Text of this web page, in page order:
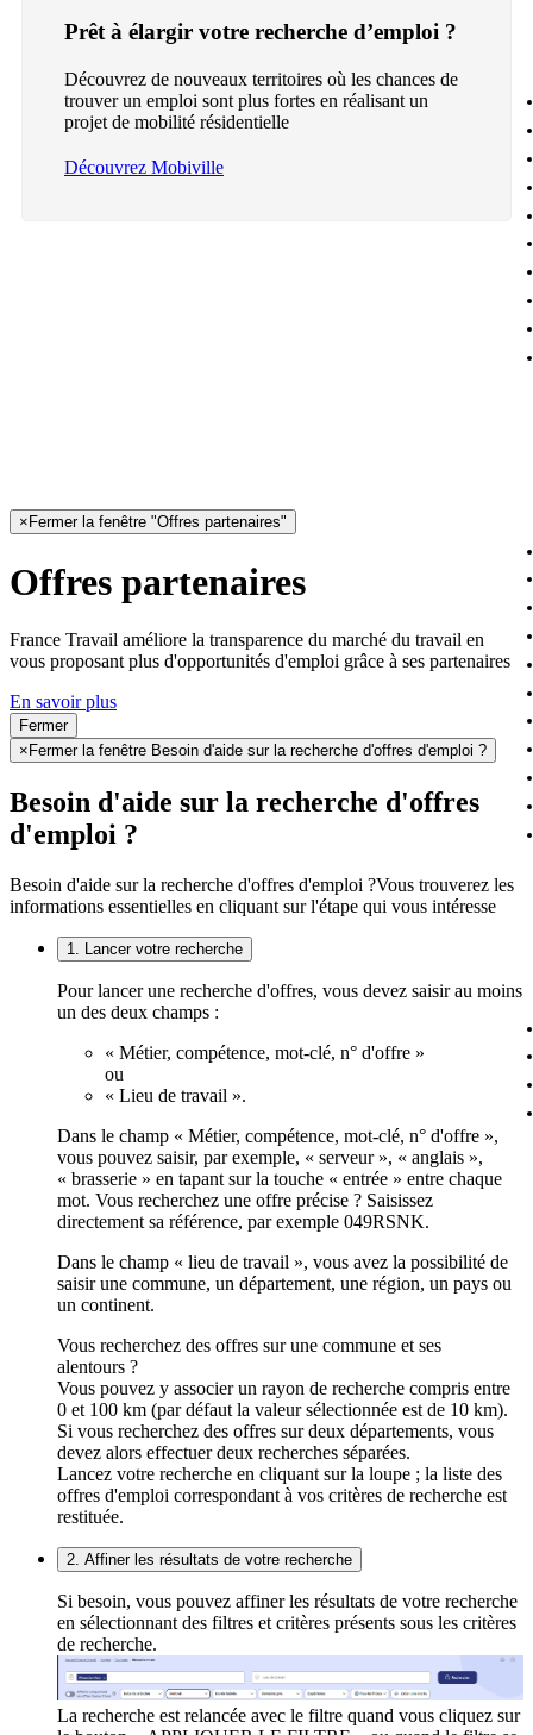
Prêt à élargir votre recherche d’emploi ?
Découvrez de nouveaux territoires où les chances de
trouver un emploi sont plus fortes en réalisant un
projet de mobilité résidentielle
Découvrez Mobiville
× Fermer la fenêtre "Offres partenaires"
Offres partenaires
France Travail améliore la transparence du marché du travail en
vous proposant plus d'opportunités d'emploi grâce à ses partenaires
En savoir plus
Fermer
× Fermer la fenêtre Besoin d'aide sur la recherche d'offres d'emploi ?
Besoin d'aide sur la recherche d'offres
d'emploi ?
Besoin d'aide sur la recherche d'offres d'emploi ?Vous trouverez les
informations essentielles en cliquant sur l'étape qui vous intéresse
1. Lancer votre recherche
Pour lancer une recherche d'offres, vous devez saisir au moins
un des deux champs :
« Métier, compétence, mot-clé, n° d'offre »
ou
« Lieu de travail ».
Dans le champ « Métier, compétence, mot-clé, n° d'offre »,
vous pouvez saisir, par exemple, « serveur », « anglais »,
« brasserie » en tapant sur la touche « entrée » entre chaque
mot. Vous recherchez une offre précise ? Saisissez
directement sa référence, par exemple 049RSNK.
Dans le champ « lieu de travail », vous avez la possibilité de
saisir une commune, un département, une région, un pays ou
un continent.
Vous recherchez des offres sur une commune et ses
alentours ?
Vous pouvez y associer un rayon de recherche compris entre
0 et 100 km (par défaut la valeur sélectionnée est de 10 km).
Si vous recherchez des offres sur deux départements, vous
devez alors effectuer deux recherches séparées.
Lancez votre recherche en cliquant sur la loupe ; la liste des
offres d'emploi correspondant à vos critères de recherche est
restituée.
2. Affiner les résultats de votre recherche
Si besoin, vous pouvez affiner les résultats de votre recherche
en sélectionnant des filtres et critères présents sous les critères
de recherche.
La recherche est relancée avec le filtre quand vous cliquez sur